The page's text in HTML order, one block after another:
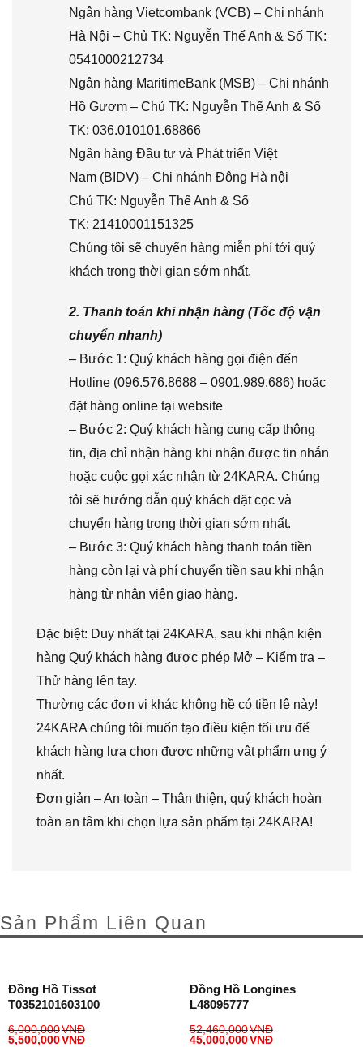
Ngân hàng Vietcombank (VCB) – Chi nhánh
Hà Nội – Chủ TK: Nguyễn Thế Anh & Số TK:
0541000212734
Ngân hàng MaritimeBank (MSB) – Chi nhánh
Hồ Gươm – Chủ TK: Nguyễn Thế Anh & Số
TK: 036.010101.68866
Ngân hàng Đầu tư và Phát triển Việt
Nam (BIDV) – Chi nhánh Đông Hà nội
Chủ TK: Nguyễn Thế Anh & Số
TK: 21410001151325
Chúng tôi sẽ chuyển hàng miễn phí tới quý
khách trong thời gian sớm nhất.
2. Thanh toán khi nhận hàng (Tốc độ vận
chuyển nhanh)
– Bước 1: Quý khách hàng gọi điện đến
Hotline (096.576.8688 – 0901.989.686) hoặc
đặt hàng online tại website
– Bước 2: Quý khách hàng cung cấp thông
tin, địa chỉ nhận hàng khi nhận được tin nhắn
hoặc cuộc gọi xác nhận từ 24KARA. Chúng
tôi sẽ hướng dẫn quý khách đặt cọc và
chuyển hàng trong thời gian sớm nhất.
– Bước 3: Quý khách hàng thanh toán tiền
hàng còn lại và phí chuyển tiền sau khi nhận
hàng từ nhân viên giao hàng.
Đặc biệt: Duy nhất tại 24KARA, sau khi nhận kiện
hàng Quý khách hàng được phép Mở – Kiểm tra –
Thử hàng lên tay.
Thường các đơn vị khác không hề có tiền lệ này!
24KARA chúng tôi muốn tạo điều kiện tối ưu để
khách hàng lựa chọn được những vật phẩm ưng ý
nhất.
Đơn giản – An toàn – Thân thiện, quý khách hoàn
toàn an tâm khi chọn lựa sản phẩm tại 24KARA!
Sản Phẩm Liên Quan
Đồng Hồ Tissot
T0352101603100
6,000,000VNĐ
5,500,000VNĐ
Đồng Hồ Longines
L48095777
52,460,000VNĐ
45,000,000VNĐ